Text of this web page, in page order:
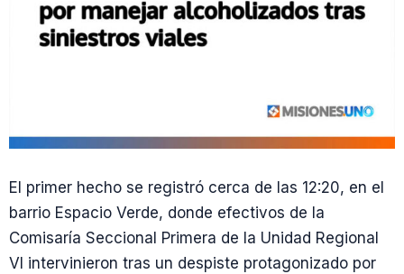
El primer hecho se registró cerca de las 12:20, en el
barrio Espacio Verde, donde efectivos de la
Comisaría Seccional Primera de la Unidad Regional
VI intervinieron tras un despiste protagonizado por